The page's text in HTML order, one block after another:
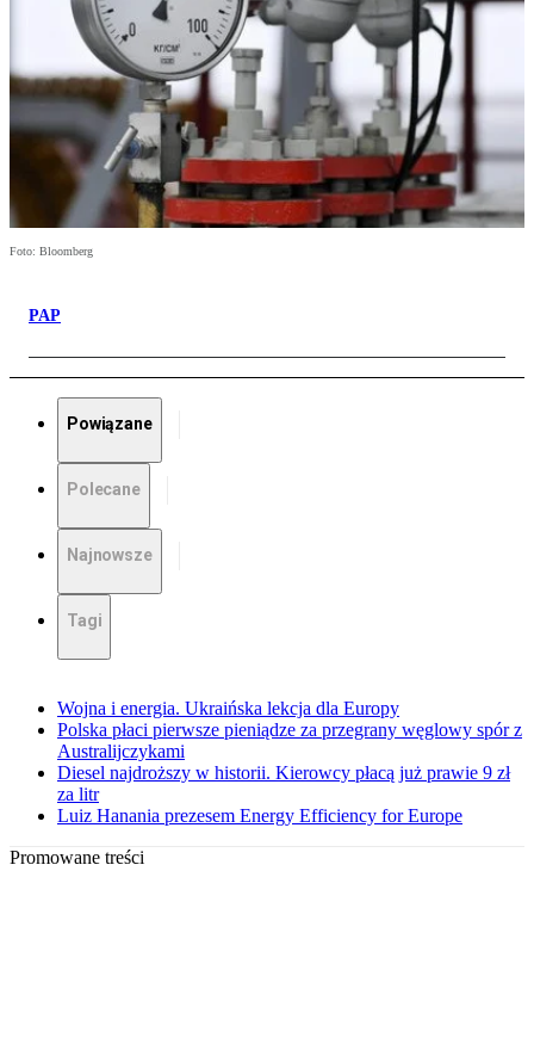
Foto: Bloomberg
PAP
Powiązane
Polecane
Najnowsze
Tagi
Wojna i energia. Ukraińska lekcja dla Europy
Polska płaci pierwsze pieniądze za przegrany węglowy spór z
Australijczykami
Diesel najdroższy w historii. Kierowcy płacą już prawie 9 zł
za litr
Luiz Hanania prezesem Energy Efficiency for Europe
Promowane treści